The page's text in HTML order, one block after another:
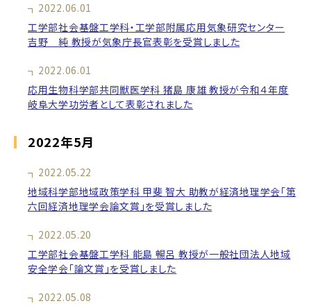
2022.06.01
工学部社会基盤工学科・工学部附属応用気象研究センター
吉野 純 教授が気象庁長官表彰を受賞しました
2022.06.01
応用生物科学部共同獣医学科 猪島 康雄 教授が令和４年度
岐阜大学功労者として表彰されました
2022年5月
2022.05.22
地域科学部地域政策学科 甲斐 智大 助教が経済地理学会「第
六回経済地理学会論文賞」を受賞しました
2022.05.20
工学部社会基盤工学科 能島 暢呂 教授が一般社団法人地域
安全学会「論文賞」を受賞しました
2022.05.08